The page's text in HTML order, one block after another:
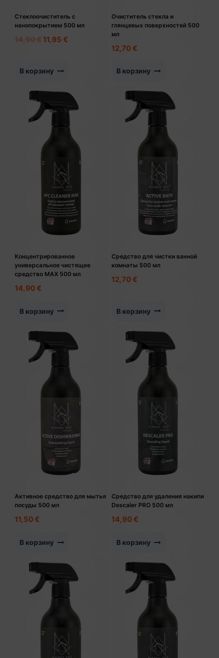
Стеклоочиститель с
нанопокрытием 500 мл
14,90€ Первоначальная
14,90 €.
11,95 €
В корзину
Очиститель стекла и
глянцевых поверхностей 500
мл
12,70€
В корзину
Концентрированное
универсальное чистящее
средство MAX 500 мл
14,90€
В корзину
Средство для чистки ванной
комнаты 500 мл
12,70€
В корзину
Активное средство для мытья
посуды 500 мл
11,50€
В корзину
Средство для удаления накипи
Descaler PRO 500 мл
14,90€
В корзину